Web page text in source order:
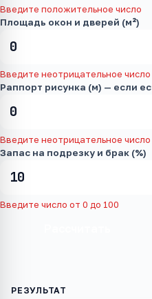
Введите положительное число
Площадь окон и дверей (м²)
Введите неотрицательное число
Раппорт рисунка (м) — если
Введите неотрицательное число
Запас на подрезку и брак (%)
Введите число от 0 до 100